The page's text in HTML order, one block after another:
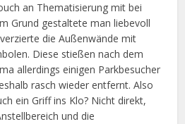
an Thematisierung mit bei
Grund gestaltete man liebevoll
die Außenwände mit
Diese stießen nach dem
allerdings einigen Parkbesucher
rasch wieder entfernt. Also
ein Griff ins Klo? Nicht direkt,
und die